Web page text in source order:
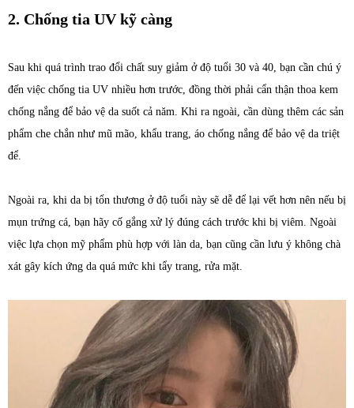
2. Chống tia UV kỹ càng
Sau khi quá trình trao đổi chất suy giảm ở độ tuổi 30 và 40, bạn cần chú ý
đến việc chống tia UV nhiều hơn trước, đồng thời phải cẩn thận thoa kem
chống nắng để bảo vệ da suốt cả năm. Khi ra ngoài, cần dùng thêm các sản
phẩm che chắn như mũ mão, khẩu trang, áo chống nắng để bảo vệ da triệt
để.
Ngoài ra, khi da bị tổn thương ở độ tuổi này sẽ dễ để lại vết hơn nên nếu bị
mụn trứng cá, bạn hãy cố gắng xử lý đúng cách trước khi bị viêm. Ngoài
việc lựa chọn mỹ phẩm phù hợp với làn da, bạn cũng cần lưu ý không chà
xát gây kích ứng da quá mức khi tẩy trang, rửa mặt.